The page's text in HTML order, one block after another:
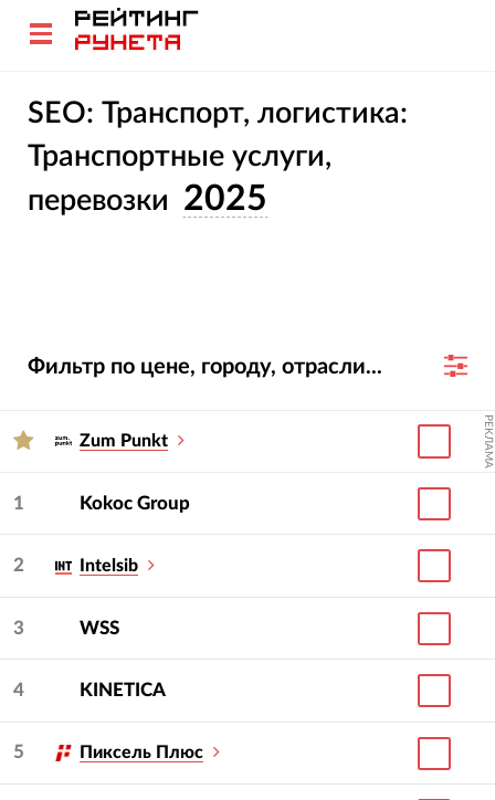
SEO: Транспорт, логистика:
Транспортные услуги,
перевозки 2025
Фильтр по цене, городу, отрасли...
Zum Punkt РЕКЛАМА
1 Kokoc Group
2 Intelsib
3 WSS
4 KINETICA
5 Пиксель Плюс